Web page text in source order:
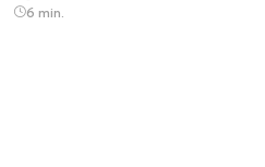
6 min.